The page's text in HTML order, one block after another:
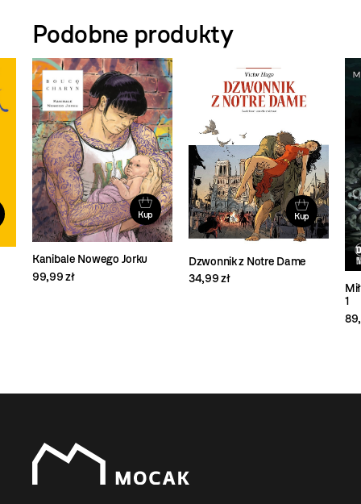
Podobne produkty
Kup
Kanibale Nowego Jorku
99,99 zł
Kup
Dzwonnik z Notre Dame
34,99 zł
1